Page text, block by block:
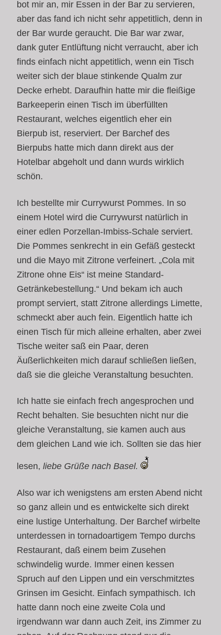
bot mir an, mir Essen in der Bar zu servieren,
aber das fand ich nicht sehr appetitlich, denn in
der Bar wurde geraucht. Die Bar war zwar,
dank guter Entlüftung nicht verraucht, aber ich
finds einfach nicht appetitlich, wenn ein Tisch
weiter sich der blaue stinkende Qualm zur
Decke erhebt. Daraufhin hatte mir die fleißige
Barkeeperin einen Tisch im überfüllten
Restaurant, welches eigentlich eher ein
Bierpub ist, reserviert. Der Barchef des
Bierpubs hatte mich dann direkt aus der
Hotelbar abgeholt und dann wurds wirklich
schön.
Ich bestellte mir Currywurst Pommes. In so
einem Hotel wird die Currywurst natürlich in
einer edlen Porzellan-Imbiss-Schale serviert.
Die Pommes senkrecht in ein Gefäß gesteckt
und die Mayo mit Zitrone verfeinert. „Cola mit
Zitrone ohne Eis“ ist meine Standard-
Getränkebestellung.“ Und bekam ich auch
prompt serviert, statt Zitrone allerdings Limette,
schmeckt aber auch fein. Eigentlich hatte ich
einen Tisch für mich alleine erhalten, aber zwei
Tische weiter saß ein Paar, deren
Äußerlichkeiten mich darauf schließen ließen,
daß sie die gleiche Veranstaltung besuchten.
Ich hatte sie einfach frech angesprochen und
Recht behalten. Sie besuchten nicht nur die
gleiche Veranstaltung, sie kamen auch aus
dem gleichen Land wie ich. Sollten sie das hier
lesen,liebe Grüße nach Basel.
Also war ich wenigstens am ersten Abend nicht
so ganz allein und es entwickelte sich direkt
eine lustige Unterhaltung. Der Barchef wirbelte
unterdessen in tornadoartigem Tempo durchs
Restaurant, daß einem beim Zusehen
schwindelig wurde. Immer einen kessen
Spruch auf den Lippen und ein verschmitztes
Grinsen im Gesicht. Einfach sympathisch. Ich
hatte dann noch eine zweite Cola und
irgendwann war dann auch Zeit, ins Zimmer zu